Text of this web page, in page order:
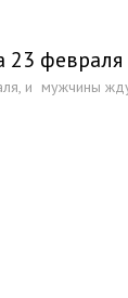
23 февраля
и мужчины